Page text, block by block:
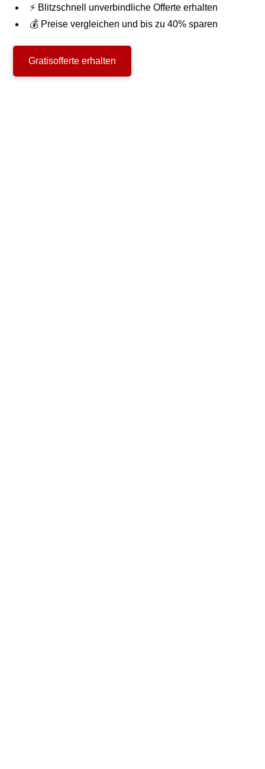
⚡ Blitzschnell unverbindliche Offerte erhalten
💰 Preise vergleichen und bis zu 40% sparen
Gratisofferte erhalten